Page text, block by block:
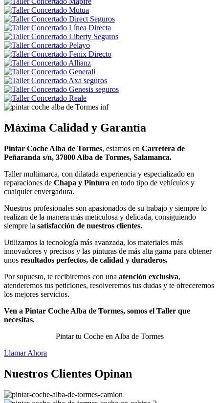
Máxima Calidad y Garantía
Pintar Coche Alba de Tormes, estamos en Carretera de
Peñaranda s/n, 37800 Alba de Tormes, Salamanca.
Taller multimarca, con dilatada experiencia y especializado en
reparaciones de Chapa y Pintura en todo tipo de vehículos y
cualquier envergadura.
Nuestros profesionales son apasionados de su trabajo y siempre lo
realizan de la manera más meticulosa y delicada, consiguiendo
siempre la satisfacción de nuestros clientes.
Utilizamos la tecnología más avanzada, los materiales más
innovadores y precisos y las pinturas de más alta gama para obtener
unos resultados perfectos, de calidad y duraderos.
Por supuesto, te recibiremos con una atención exclusiva,
atenderemos tus peticiones, resolveremos tus dudas y te ofreceremos
los mejores servicios.
Ven a Pintar Coche Alba de Tormes, somos el Taller que
necesitas.
Pintar tu Coche en Alba de Tormes
Llamar Ahora
Nuestros Clientes Opinan